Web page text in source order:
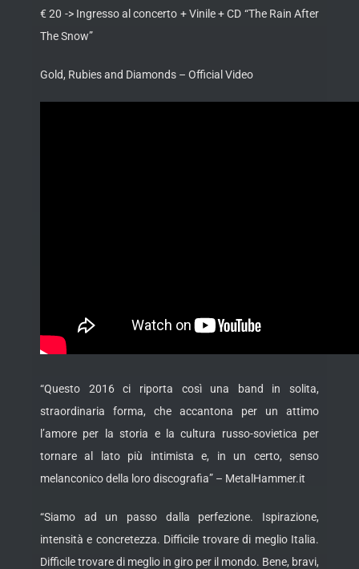
€ 20 -> Ingresso al concerto + Vinile + CD “The Rain After
The Snow”
Gold, Rubies and Diamonds – Official Video
“Questo 2016 ci riporta così una band in solita,
straordinaria forma, che accantona per un attimo
l’amore per la storia e la cultura russo-sovietica per
tornare al lato più intimista e, in un certo, senso
melanconico della loro discografia” – MetalHammer.it
“Siamo ad un passo dalla perfezione. Ispirazione,
intensità e concretezza. Difficile trovare di meglio Italia.
Difficile trovare di meglio in giro per il mondo. Bene, bravi,